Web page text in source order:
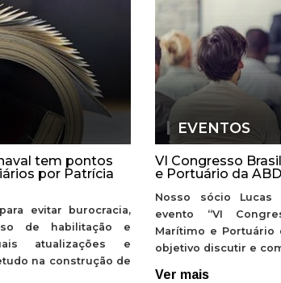
tem pontos
por Patrícia
evitar burocracia,
de habilitação e
atualizações e
na construção de
EVENTOS
VI Congresso
e Portuário da
Nosso sócio Lucas
evento “VI
Marítimo e Portuário
objetivo discutir e
Ver mais